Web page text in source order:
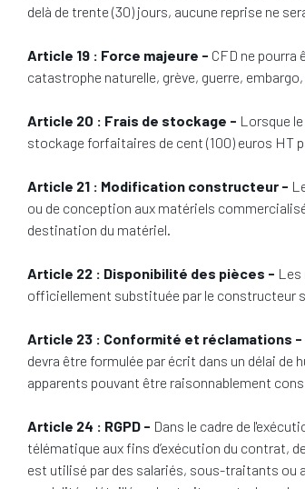
delà de trente (30) jours, aucune reprise ne
Article 19 : Force majeure - CFD ne pourra
catastrophe naturelle, grève, guerre,
Article 20 : Frais de stockage - Lorsque
stockage forfaitaires de cent (100) euros HT
Article 21 : Modification constructeur -
ou de conception aux matériels
destination du matériel.
Article 22 : Disponibilité des pièces - Les
officiellement substituée par le constructeur
Article 23 : Conformité et réclamations -
devra être formulée par écrit dans un délai
apparents pouvant être raisonnablement
Article 24 : RGPD - Dans le cadre de
télématique aux fins d’exécution du contrat,
est utilisé par des salariés, sous-traitants ou